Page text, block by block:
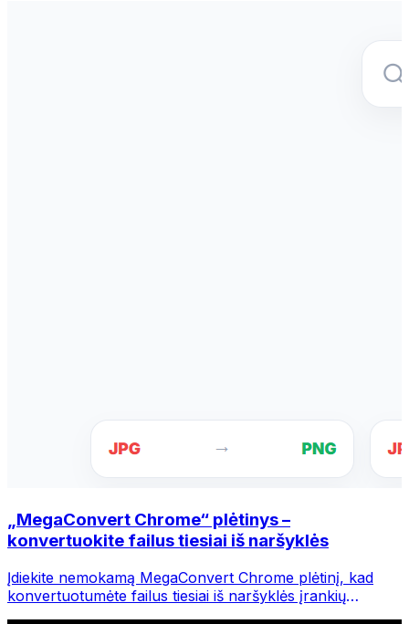
„MegaConvert Chrome“ plėtinys –
konvertuokite failus tiesiai iš naršyklės
Įdiekite nemokamą MegaConvert Chrome plėtinį, kad
konvertuotumėte failus tiesiai iš naršyklės įrankių